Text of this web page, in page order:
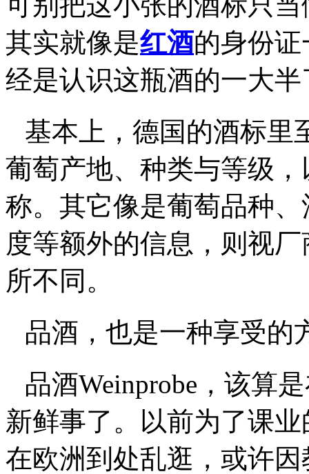
其实就像是红酒的身份
经是认识这瓶酒的一大半
基本上，德国的酒标里
葡萄产地、种类与等级
称。其它像是葡萄品种
度等额外的信息，则视
所不同。
品酒，也是一种享受的
品酒Weinprobe，该算
新鲜事了。以前为了课
在欧洲到处乱逛，或许